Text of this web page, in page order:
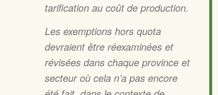
tarification au coût de production.
Les exemptions hors quota
devraient être réexaminées et
révisées dans chaque province et
secteur où cela n’a pas encore